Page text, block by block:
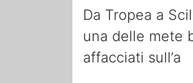
Da Tropea a
una delle mete
affacciati sull’a